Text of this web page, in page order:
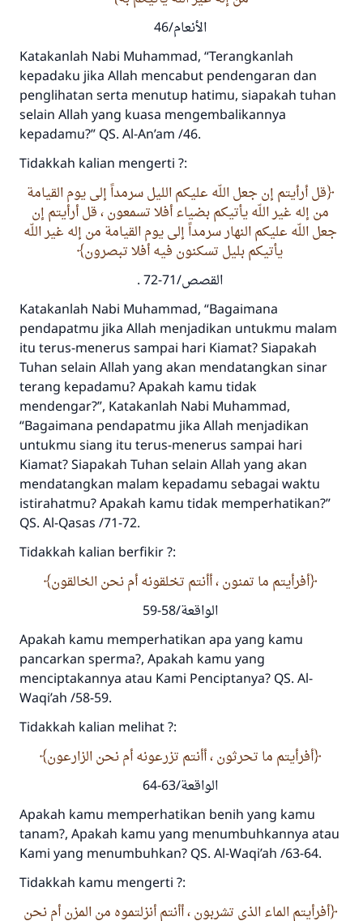
الأنعام/46
Katakanlah Nabi Muhammad, “Terangkanlah
kepadaku jika Allah mencabut pendengaran dan
penglihatan serta menutup hatimu, siapakah tuhan
selain Allah yang kuasa mengembalikannya
kepadamu?” QS. Al-An’am /46.
Tidakkah kalian mengerti ?:
قل أرأيتم إن جعل اللّه عليكم الليل سرمداً إلى يوم القيامة
من إله غير اللّه يأتيكم بضياء أفلا تسمعون ، قل أرأيتم إن
جعل اللّه عليكم النهار سرمداً إلى يوم القيامة من إله غير اللّه
يأتيكم بليل تسكنون فيه أفلا تبصرون
القصص/71-72 .
Katakanlah Nabi Muhammad, “Bagaimana
pendapatmu jika Allah menjadikan untukmu malam
itu terus-menerus sampai hari Kiamat? Siapakah
Tuhan selain Allah yang akan mendatangkan sinar
terang kepadamu? Apakah kamu tidak
mendengar?”, Katakanlah Nabi Muhammad,
“Bagaimana pendapatmu jika Allah menjadikan
untukmu siang itu terus-menerus sampai hari
Kiamat? Siapakah Tuhan selain Allah yang akan
mendatangkan malam kepadamu sebagai waktu
istirahatmu? Apakah kamu tidak memperhatikan?”
QS. Al-Qasas /71-72.
Tidakkah kalian berfikir ?:
أفرأيتم ما تمنون ، أأنتم تخلقونه أم نحن الخالقون
الواقعة/58-59
Apakah kamu memperhatikan apa yang kamu
pancarkan sperma?, Apakah kamu yang
menciptakannya atau Kami Penciptanya? QS. Al-
Waqi’ah /58-59.
Tidakkah kalian melihat ?:
أفرأيتم ما تحرثون ، أأنتم تزرعونه أم نحن الزارعون
الواقعة/63-64
Apakah kamu memperhatikan benih yang kamu
tanam?, Apakah kamu yang menumbuhkannya atau
Kami yang menumbuhkan? QS. Al-Waqi’ah /63-64.
Tidakkah kamu mengerti ?:
أفرأيتم الماء الذي تشربون ، أأنتم أنزلتموه من المزن أم نحن